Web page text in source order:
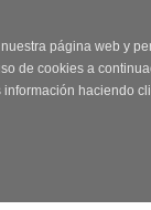
página web y
de cookies a
información haciendo